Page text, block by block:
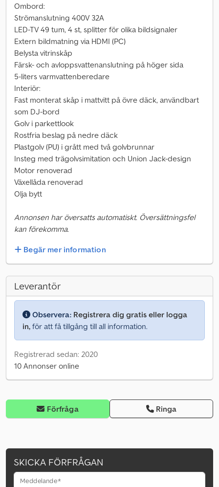
Ombord:
Strömanslutning 400V 32A
LED-TV 49 tum, 4 st, splitter för olika bildsignaler
Extern bildmatning via HDMI (PC)
Belysta vitrinskåp
Färsk- och avloppsvattenanslutning på höger sida
5-liters varmvattenberedare
Interiör:
Fast monterat skåp i mattvitt på övre däck, användbart
som DJ-bord
Golv i parkettlook
Rostfria beslag på nedre däck
Plastgolv (PU) i grått med två golvbrunnar
Insteg med trägolvsimitation och Union Jack-design
Motor renoverad
Växellåda renoverad
Olja bytt
Annonsen har översatts automatiskt. Översättningsfel
kan förekomma.
Begär mer information
Leverantör
Observera: Registrera dig gratis eller logga
in, för att få tillgång till all information.
Registrerad sedan: 2020
10 Annonser online
Förfråga Ringa
SKICKA FÖRFRÅGAN
Meddelande*